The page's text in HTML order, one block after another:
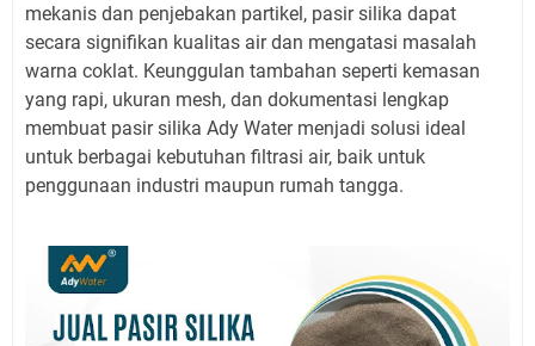
mekanis dan penjebakan partikel, pasir silika dapat
secara signifikan kualitas air dan mengatasi masalah
warna coklat. Keunggulan tambahan seperti kemasan
yang rapi, ukuran mesh, dan dokumentasi lengkap
membuat pasir silika Ady Water menjadi solusi ideal
untuk berbagai kebutuhan filtrasi air, baik untuk
penggunaan industri maupun rumah tangga.